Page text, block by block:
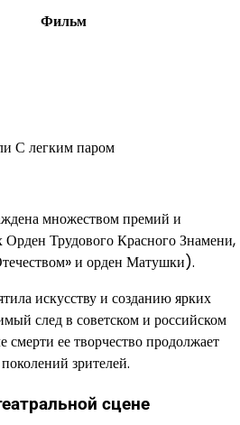
Фильм
С легким паром
множеством премий и
Орден Трудового Красного Знамени,
и орден Матушки).
искусству и созданию ярких
след в советском и российском
смерти ее творчество продолжает
зрителей.
сцене